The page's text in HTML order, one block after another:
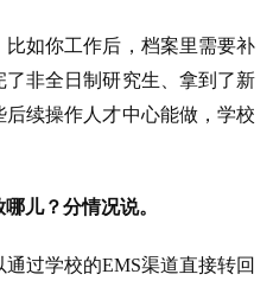
如你工作后，档案里需要补
非全日制研究生、拿到了新
续操作人才中心能做，学校
儿？分情况说。
过学校的EMS渠道直接转回